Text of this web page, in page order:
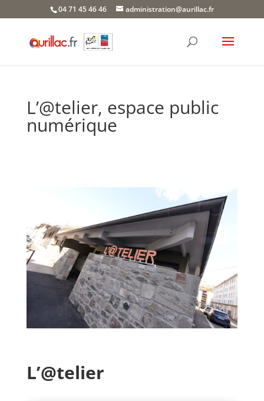
04 71 45 46 46 administration@aurillac.fr
L’@telier, espace public
numérique
L’@telier